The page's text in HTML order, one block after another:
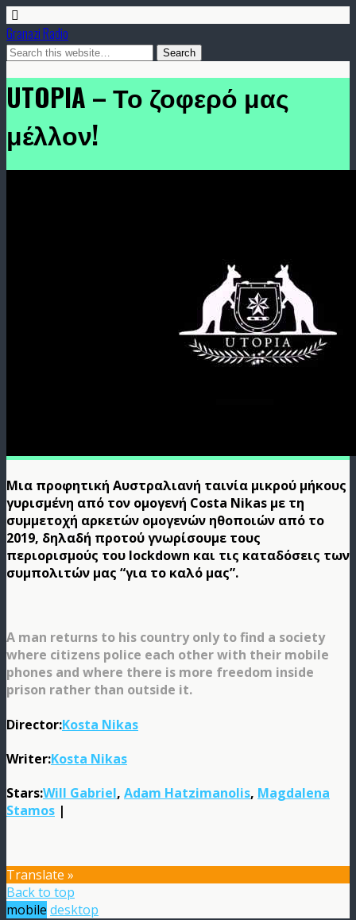
Granazi Radio
UTOPIA – Το ζοφερό μας
μέλλον!
Μια προφητική Αυστραλιανή ταινία μικρού μήκους
γυρισμένη από τον ομογενή Costa Nikas με τη
συμμετοχή αρκετών ομογενών ηθοποιών από το
2019, δηλαδή προτού γνωρίσουμε τους
περιορισμούς του lockdown και τις καταδόσεις των
συμπολιτών μας “για το καλό μας”.
A man returns to his country only to find a society
where citizens police each other with their mobile
phones and where there is more freedom inside
prison rather than outside it.
Director:Kosta Nikas
Writer:Kosta Nikas
Stars:Will Gabriel, Adam Hatzimanolis, Magdalena
Stamos |
Translate »
Back to top
mobile desktop